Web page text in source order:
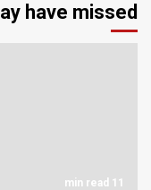
have missed
11 min read